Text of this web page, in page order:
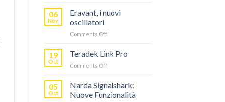
RISPARMIA
60%
“SEASON
06
Nov
Eravant, i nuovi
oscillatori
Comments Offon
19
Oct
Teradek Link Pro
Comments Offon
Link
05
Oct
Narda Signalshark:
Nuove Funzionalità